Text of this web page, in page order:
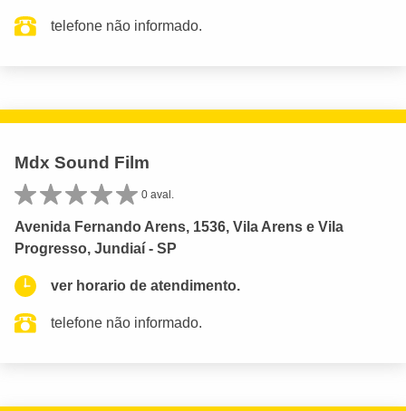
telefone não informado.
Mdx Sound Film
0 aval.
Avenida Fernando Arens, 1536, Vila Arens e Vila
Progresso, Jundiaí - SP
ver horario de atendimento.
telefone não informado.